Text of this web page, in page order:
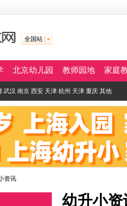
全国站
北京幼儿园 教师园地 家庭
武汉 南京 西安 天津 杭州 天津 重庆 其他
资讯
幼升小资